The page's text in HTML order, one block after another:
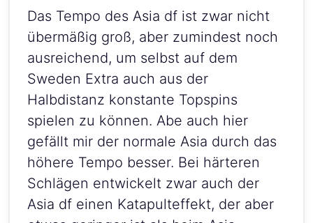
Das Tempo des Asia df ist zwar nicht
übermäßig groß, aber zumindest noch
ausreichend, um selbst auf dem
Sweden Extra auch aus der
Halbdistanz konstante Topspins
spielen zu können. Abe auch hier
gefällt mir der normale Asia durch das
höhere Tempo besser. Bei härteren
Schlägen entwickelt zwar auch der
Asia df einen Katapulteffekt, der aber